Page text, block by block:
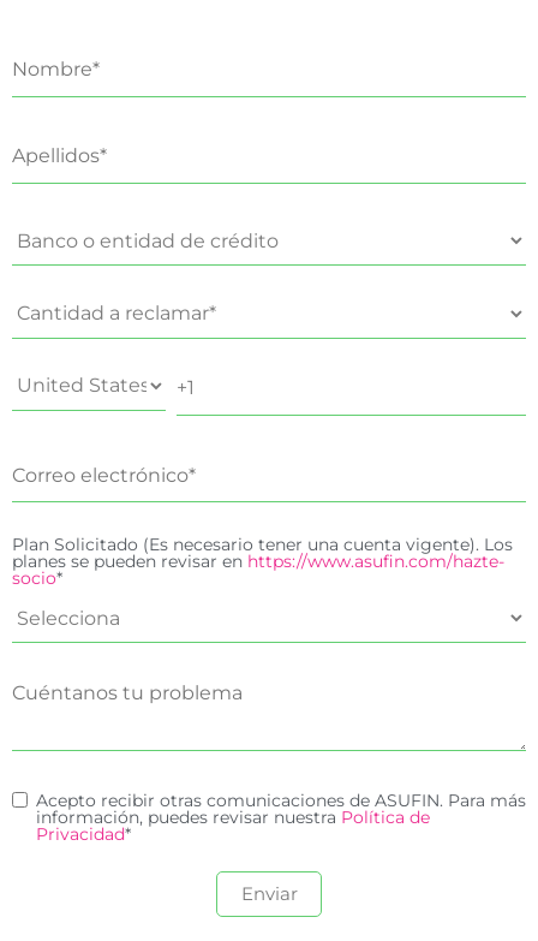
Plan Solicitado (Es necesario tener una cuenta vigente). Los
planes se pueden revisar en https://www.asufin.com/hazte-
socio*
Acepto recibir otras comunicaciones de ASUFIN. Para más
información, puedes revisar nuestra Política de
Privacidad*